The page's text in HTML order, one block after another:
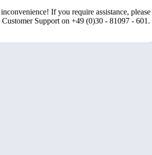
If you require assistance, please
Support on +49 (0)30 - 81097 - 601.